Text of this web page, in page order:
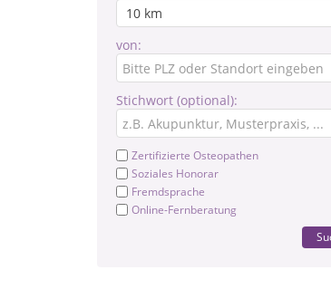
von:
Stichwort (optional):
Zertifizierte Osteopathen
Soziales Honorar
Fremdsprache
Online-Fernberatung